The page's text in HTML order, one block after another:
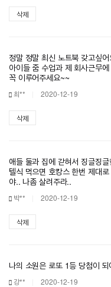
삭제
정말 정말 최신 노트북 갖고싶
아이들 줌 수업과 제 회사근무
꼭 이루어주세요~~
최** 2020-12-19
삭제
애들 둘과 집에 갇혀서 징글징
텔식 먹으면 호캉스 한번 제대
야.. 나좀 살려주라..
박** 2020-12-19
삭제
나의 소원은 로또 1등 당첨이
강** 2020-12-19